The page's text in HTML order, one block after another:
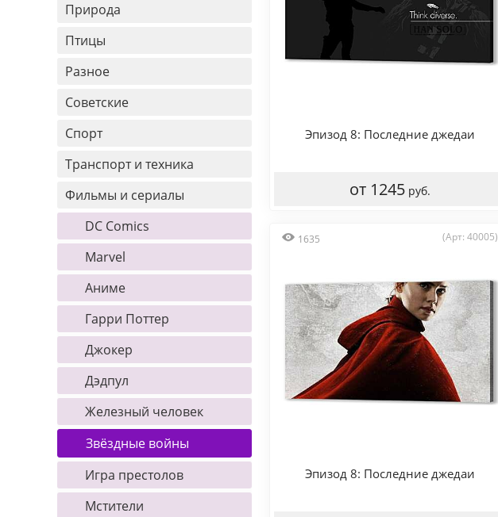
Природа
Птицы
Разное
Советские
Спорт
Транспорт и техника
Фильмы и сериалы
DC Comics
Marvel
Аниме
Гарри Поттер
Джокер
Дэдпул
Железный человек
Звёздные войны
Игра престолов
Мстители
Эпизод 8: Последние джедаи
от 1245 руб.
1635 (Арт: 40005)
Эпизод 8: Последние джедаи